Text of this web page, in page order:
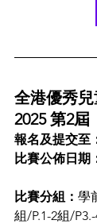
全港優秀
2025 第2屆
報名及提交至
比賽公佈日期
比賽分組： 學
組/P.1-2組/